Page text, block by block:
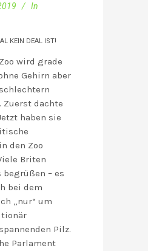
In
KEIN DEAL IST!
wird grade
Gehirn aber
dachte
haben sie
den Zoo
Briten
– es
bei dem
„nur“ um
Pilz.
Parlament